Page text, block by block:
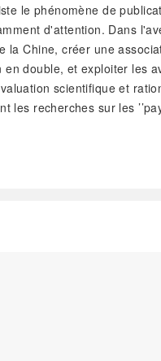
le phénomène de
d'attention. Dans
Chine, créer une
double, et exploiter les
scientifique et
recherches sur les